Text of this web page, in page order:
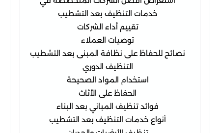
خدمات التنظيف بعد التشطيب
تقييم أداء الشركات
توصيات العملاء
نصائح للحفاظ على نظافة المبنى بعد التشطيب
التنظيف الدوري
استخدام المواد الصحيحة
الحفاظ على الأثاث
فوائد تنظيف المباني بعد البناء
أنواع خدمات التنظيف بعد التشطيب